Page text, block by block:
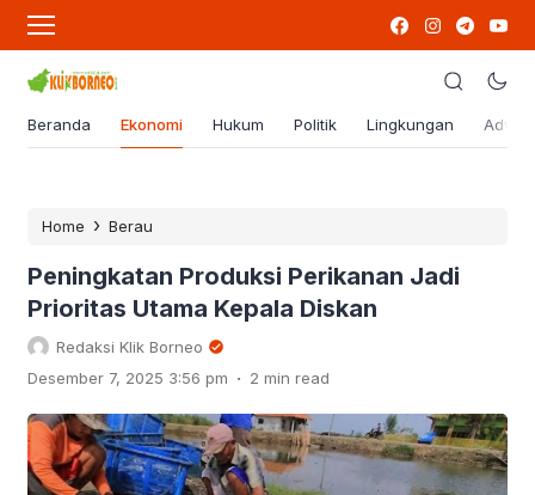
Beranda Ekonomi Hukum Politik Lingkungan
Home › Berau
Peningkatan Produksi Perikanan Jadi
Prioritas Utama Kepala Diskan
Redaksi Klik Borneo
Desember 7, 2025 3:56 pm . 2 min read